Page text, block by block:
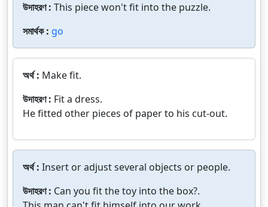
উদাহরণ : This piece won't fit into the puzzle.
সমার্থক : go
অর্থ : Make fit.
উদাহরণ : Fit a dress.
He fitted other pieces of paper to his cut-out.
অর্থ : Insert or adjust several objects or people.
উদাহরণ : Can you fit the toy into the box?.